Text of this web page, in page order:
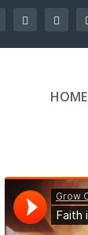
HOME